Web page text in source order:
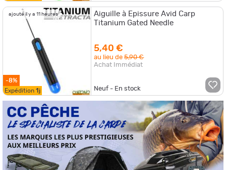
ajouté il y a 11 heures
-8%
Expédition 1j
Aiguille à Epissure Avid Carp
Titanium Gated Needle
5,40 €
au lieu de5,90 €
Achat Immédiat
Neuf - En stock